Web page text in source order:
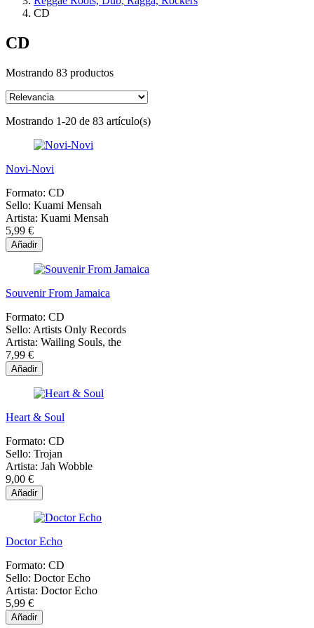
CD
CD
Mostrando 83 productos
Mostrando 1-20 de 83 artículo(s)
Novi-Novi
Formato: CD
Sello: Kuami Mensah
Artista: Kuami Mensah
5,99 €
Añadir
Souvenir From Jamaica
Formato: CD
Sello: Artists Only Records
Artista: Wailing Souls, the
7,99 €
Añadir
Heart & Soul
Formato: CD
Sello: Trojan
Artista: Jah Wobble
9,00 €
Añadir
Doctor Echo
Formato: CD
Sello: Doctor Echo
Artista: Doctor Echo
5,99 €
Añadir